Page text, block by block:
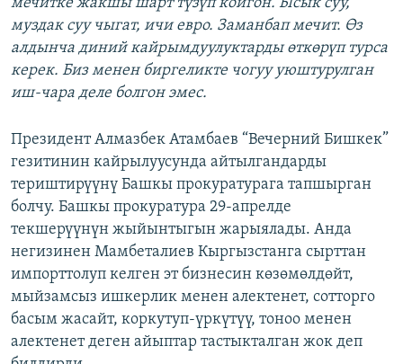
мечитке жакшы шарт түзүп койгон. Ысык суу,
муздак суу чыгат, ичи евро. Заманбап мечит. Өз
алдынча диний кайрымдуулуктарды өткөрүп турса
керек. Биз менен биргеликте чогуу уюштурулган
иш-чара деле болгон эмес.
Президент Алмазбек Атамбаев “Вечерний Бишкек”
гезитинин кайрылуусунда айтылгандарды
териштирүүнү Башкы прокуратурага тапшырган
болчу. Башкы прокуратура 29-апрелде
текшерүүнүн жыйынтыгын жарыялады. Анда
негизинен Мамбеталиев Кыргызстанга сырттан
импорттолуп келген эт бизнесин көзөмөлдөйт,
мыйзамсыз ишкерлик менен алектенет, сотторго
басым жасайт, коркутуп-үркүтүү, тоноо менен
алектенет деген айыптар тастыкталган жок деп